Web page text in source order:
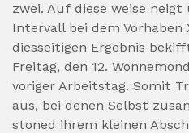
zwei. Auf diese weise
Intervall bei dem Vorhaben
diesseitigen Ergebnis
Freitag, den 12.
voriger Arbeitstag. Somit
aus, bei denen Selbst
stoned ihrem kleinen